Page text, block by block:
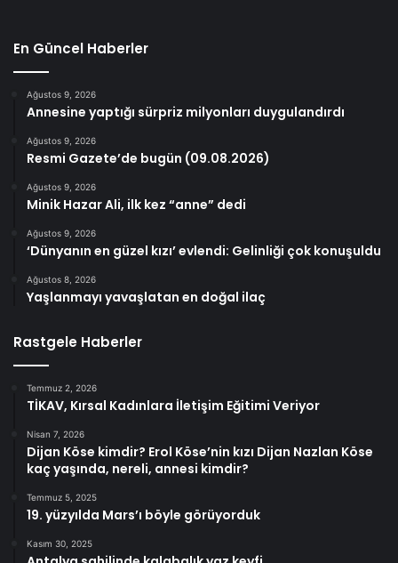
En Güncel Haberler
Ağustos 9, 2026
Annesine yaptığı sürpriz milyonları duygulandırdı
Ağustos 9, 2026
Resmi Gazete’de bugün (09.08.2026)
Ağustos 9, 2026
Minik Hazar Ali, ilk kez “anne” dedi
Ağustos 9, 2026
‘Dünyanın en güzel kızı’ evlendi: Gelinliği çok konuşuldu
Ağustos 8, 2026
Yaşlanmayı yavaşlatan en doğal ilaç
Rastgele Haberler
Temmuz 2, 2026
TİKAV, Kırsal Kadınlara İletişim Eğitimi Veriyor
Nisan 7, 2026
Dijan Köse kimdir? Erol Köse’nin kızı Dijan Nazlan Köse
kaç yaşında, nereli, annesi kimdir?
Temmuz 5, 2025
19. yüzyılda Mars’ı böyle görüyorduk
Kasım 30, 2025